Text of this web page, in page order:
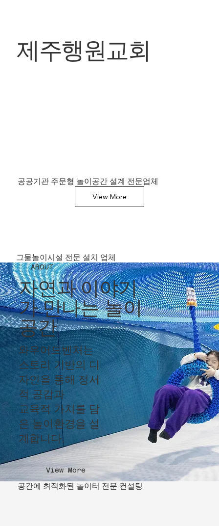
제주행원교회
View More
공공기관 주문형 놀이공간 설계 전문업체
ABOUT
자연과 이야기
가 만나는 놀이
공간
와우어드벤처는
스토리 기반의 디
자인을 통해 정서
적 공감과
교육적 가치를 담
은 놀이환경을 설
계합니다.
View More
그물놀이시설 전문 설치 업체
공간에 최적화된 놀이터 전문 컨설팅